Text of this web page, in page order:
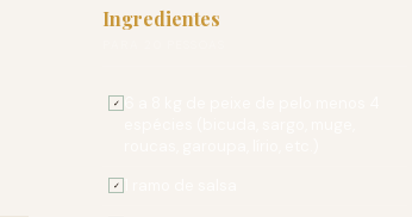
Ingredientes
✓
✓